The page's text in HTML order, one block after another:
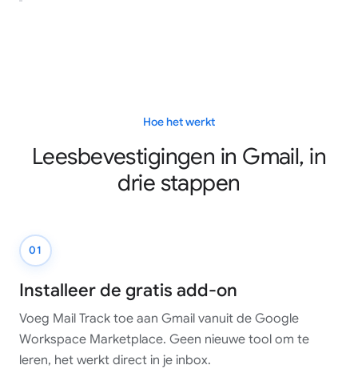
Hoe het werkt
Leesbevestigingen in Gmail, in
drie stappen
01
Installeer de gratis add-on
Voeg Mail Track toe aan Gmail vanuit de Google
Workspace Marketplace. Geen nieuwe tool om te
leren, het werkt direct in je inbox.